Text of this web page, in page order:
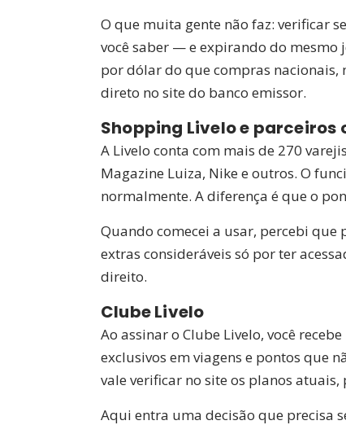
O que muita gente não faz: verificar
você saber — e expirando do mesmo
por dólar do que compras nacionais,
direto no site do banco emissor.
Shopping Livelo e parceiros
A Livelo conta com mais de 270
Magazine Luiza, Nike e outros. O
normalmente. A diferença é que o
Quando comecei a usar, percebi
extras consideráveis só por ter
direito.
Clube Livelo
Ao assinar o Clube Livelo, você
exclusivos em viagens e pontos que
vale verificar no site os planos
Aqui entra uma decisão que precisa